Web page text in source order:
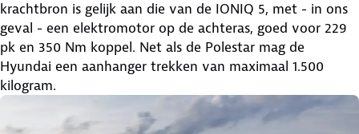
krachtbron is gelijk aan die van de IONIQ 5, met - in ons
geval - een elektromotor op de achteras, goed voor 229
pk en 350 Nm koppel. Net als de Polestar mag de
Hyundai een aanhanger trekken van maximaal 1.500
kilogram.